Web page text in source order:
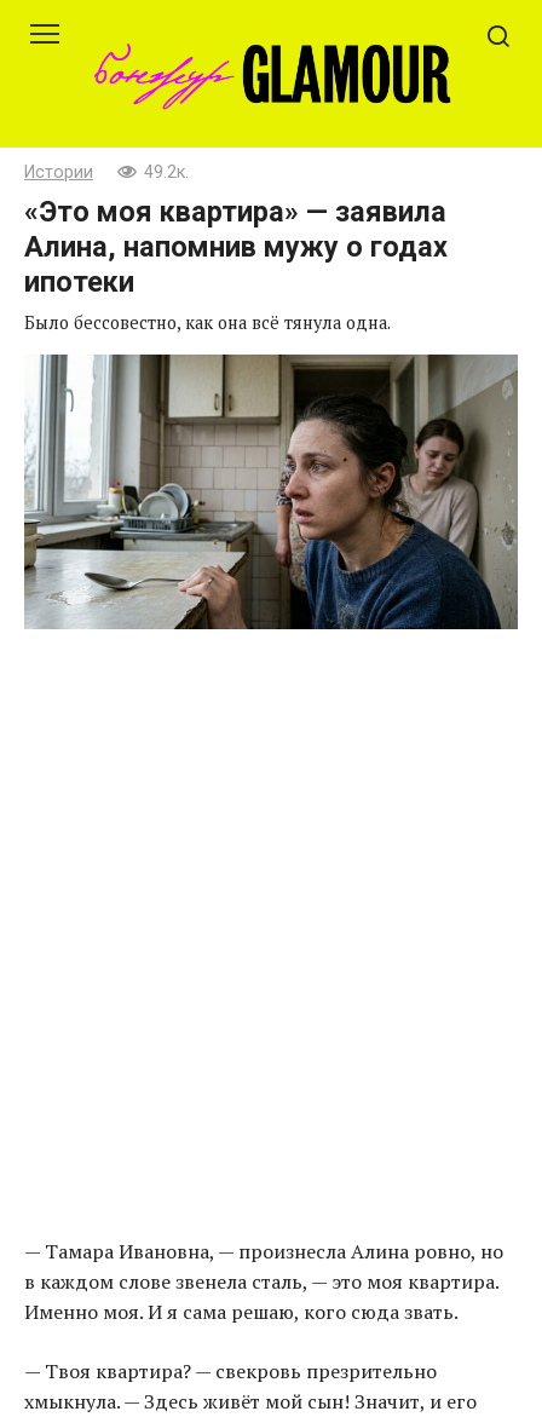
Истории 49.2к.
«Это моя квартира» — заявила
Алина, напомнив мужу о годах
ипотеки
Было бессовестно, как она всё тянула одна.
— Тамара Ивановна, — произнесла Алина ровно, но
в каждом слове звенела сталь, — это моя квартира.
Именно моя. И я сама решаю, кого сюда звать.
— Твоя квартира? — свекровь презрительно
хмыкнула. — Здесь живёт мой сын! Значит, и его